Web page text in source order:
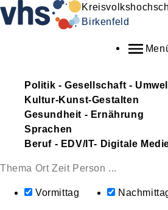
Birkenfeld
Politik - Gesellschaft -
Kultur-Kunst-Gestalten
Gesundheit - Ernährung
Sprachen
Beruf - EDV/IT- Digitale
Vormittag